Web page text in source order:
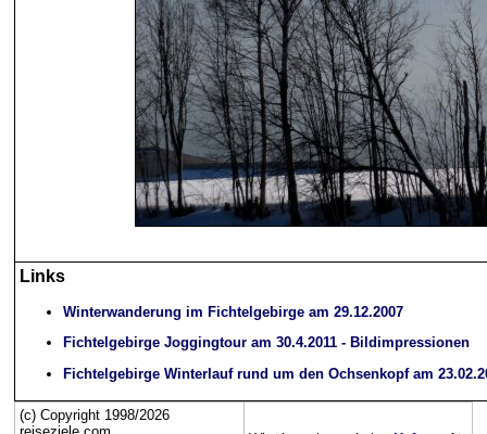
Links
Winterwanderung im Fichtelgebirge am 29.12.2007
Fichtelgebirge Joggingtour am 30.4.2011 - Bildimpressionen
Fichtelgebirge Winterlauf rund um den Ochsenkopf am
(c) Copyright 1998/2026